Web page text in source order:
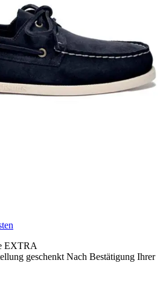
EXTRA
geschenkt Nach Bestätigung Ihrer